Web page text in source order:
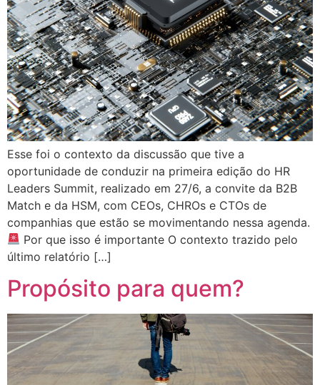
Esse foi o contexto da discussão que tive a
oportunidade de conduzir na primeira edição do HR
Leaders Summit, realizado em 27/6, a convite da B2B
Match e da HSM, com CEOs, CHROs e CTOs de
companhias que estão se movimentando nessa agenda.
Por que isso é importante O contexto trazido pelo
último relatório […]
Propósito para quem?